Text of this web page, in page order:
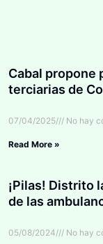
Cabal propone
terciarias de
07/04/2025 No hay
Read More »
¡Pilas! Distrito
de las
05/08/2024 No hay